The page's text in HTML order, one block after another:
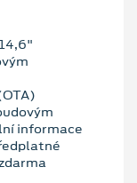
informace